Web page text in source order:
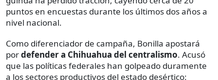
puntos en encuestas durante los últimos dos años a
nivel nacional.
Como diferenciador de campaña, Bonilla apostará
pordefender a Chihuahua del centralismo. Acusó
que las políticas federales han golpeado duramente
a los sectores productivos del estado desértico: